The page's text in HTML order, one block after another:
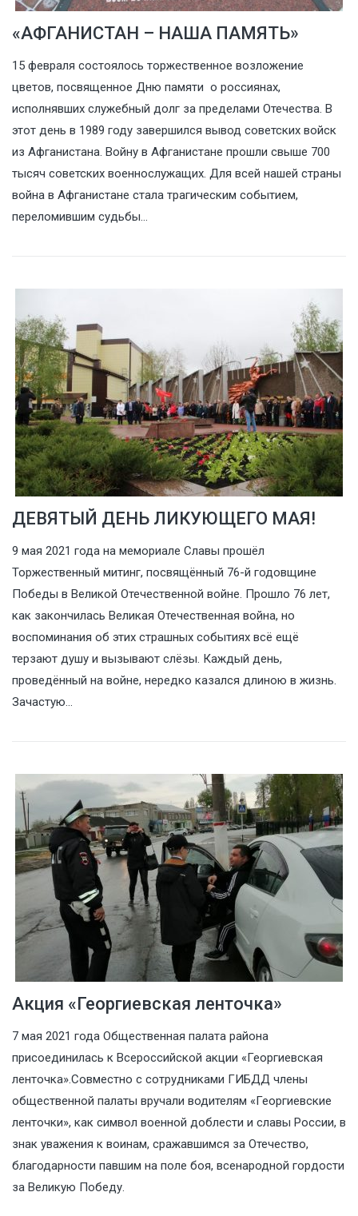
«АФГАНИСТАН – НАША ПАМЯТЬ»
15 февраля состоялось торжественное возложение
цветов, посвященное Дню памяти о россиянах,
исполнявших служебный долг за пределами Отечества. В
этот день в 1989 году завершился вывод советских войск
из Афганистана. Войну в Афганистане прошли свыше 700
тысяч советских военнослужащих. Для всей нашей страны
война в Афганистане стала трагическим событием,
переломившим судьбы…
ДЕВЯТЫЙ ДЕНЬ ЛИКУЮЩЕГО МАЯ!
9 мая 2021 года на мемориале Славы прошёл
Торжественный митинг, посвящённый 76-й годовщине
Победы в Великой Отечественной войне. Прошло 76 лет,
как закончилась Великая Отечественная война, но
воспоминания об этих страшных событиях всё ещё
терзают душу и вызывают слёзы. Каждый день,
проведённый на войне, нередко казался длиною в жизнь.
Зачастую…
Акция «Георгиевская ленточка»
7 мая 2021 года Общественная палата района
присоединилась к Всероссийской акции «Георгиевская
ленточка».Совместно с сотрудниками ГИБДД члены
общественной палаты вручали водителям «Георгиевские
ленточки», как символ военной доблести и славы России, в
знак уважения к воинам, сражавшимся за Отечество,
благодарности павшим на поле боя, всенародной гордости
за Великую Победу.